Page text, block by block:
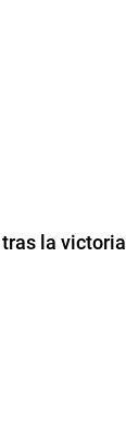
la victoria